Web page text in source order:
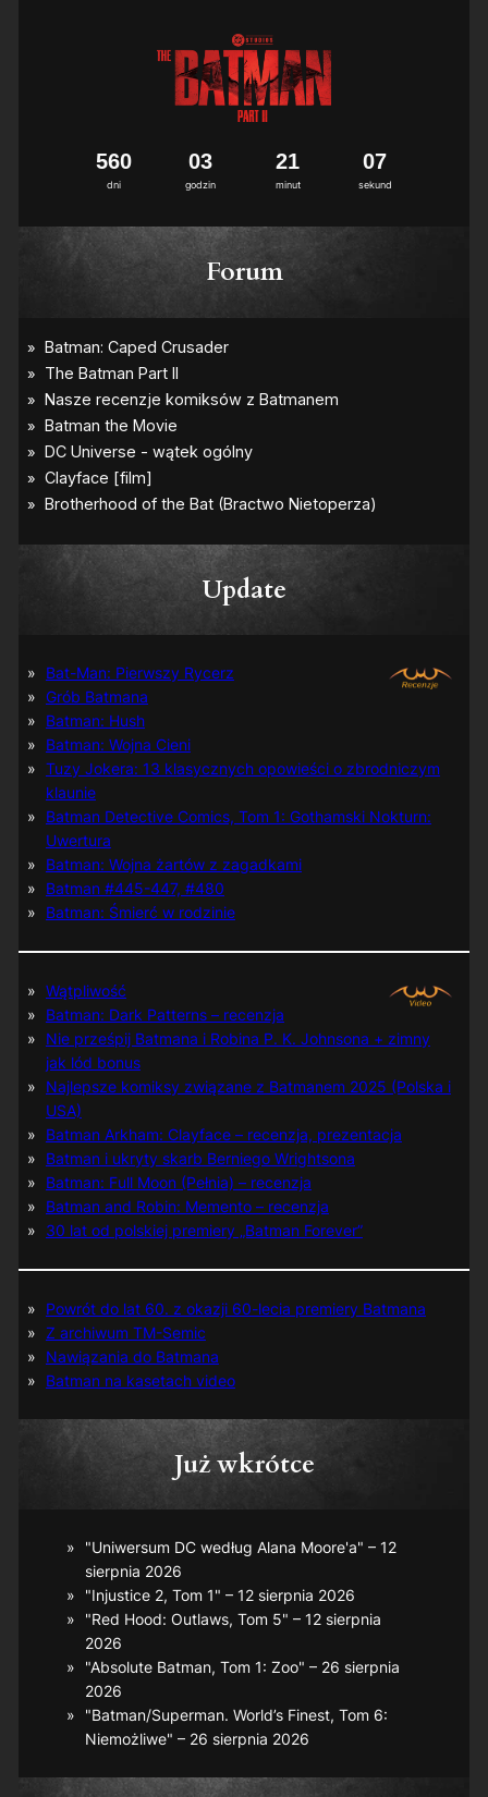
dni
560
godzin
03
minut
21
sekund
06
7
Forum
Update
Bat-Man: Pierwszy Rycerz
Grób Batmana
Batman: Hush
Batman: Wojna Cieni
Tuzy Jokera: 13 klasycznych opowieści o zbrodniczym
klaunie
Batman Detective Comics, Tom 1: Gothamski Nokturn:
Uwertura
Batman: Wojna żartów z zagadkami
Batman #445-447, #480
Batman: Śmierć w rodzinie
Wątpliwość
Batman: Dark Patterns – recenzja
Nie prześpij Batmana i Robina P. K. Johnsona + zimny
jak lód bonus
Najlepsze komiksy związane z Batmanem 2025 (Polska i
USA)
Batman Arkham: Clayface – recenzja, prezentacja
Batman i ukryty skarb Berniego Wrightsona
Batman: Full Moon (Pełnia) – recenzja
Batman and Robin: Memento – recenzja
30 lat od polskiej premiery „Batman Forever”
Powrót do lat 60. z okazji 60-lecia premiery Batmana
Z archiwum TM-Semic
Nawiązania do Batmana
Batman na kasetach video
Już wkrótce
"Uniwersum DC według Alana Moore'a" – 12
sierpnia 2026
"Injustice 2, Tom 1" – 12 sierpnia 2026
"Red Hood: Outlaws, Tom 5" – 12 sierpnia
2026
"Absolute Batman, Tom 1: Zoo" – 26 sierpnia
2026
"Batman/Superman. World’s Finest, Tom 6:
Niemożliwe" – 26 sierpnia 2026